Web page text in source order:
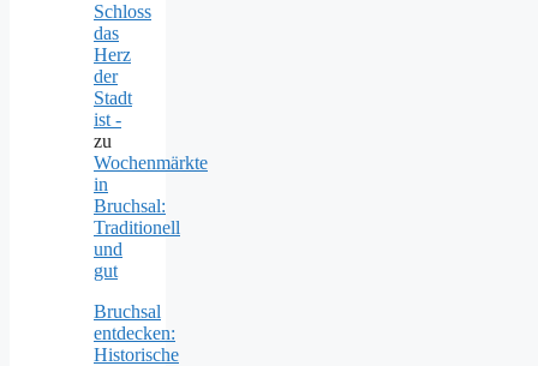
Schloss
das
Herz
der
Stadt
ist -
zu
Wochenmärkte
in
Bruchsal:
Traditionell
und
gut
Bruchsal
entdecken:
Historische